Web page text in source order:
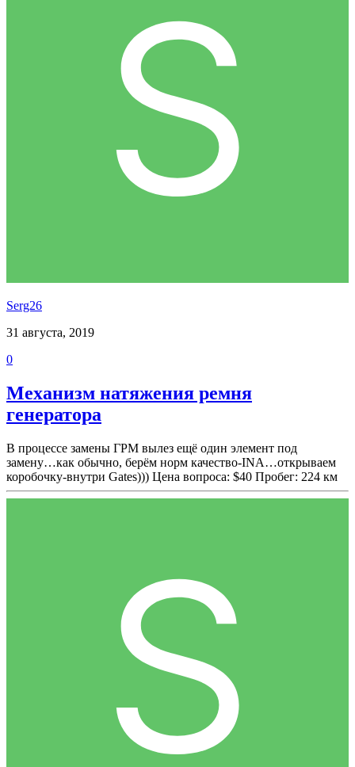
Serg26
31 августа, 2019
0
Механизм натяжения ремня
генератора
В процессе замены ГРМ вылез ещё один элемент под
замену…как обычно, берём норм качество-INA…открываем
коробочку-внутри Gates))) Цена вопроса: $40 Пробег: 224 км